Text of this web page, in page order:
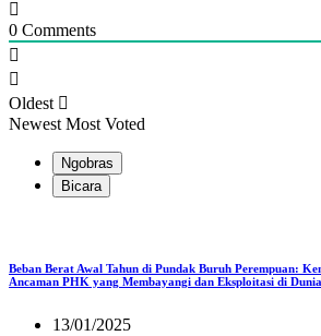
0 Comments
Oldest
Newest Most Voted
Ngobras
Bicara
Beban Berat Awal Tahun di Pundak Buruh Perempuan:
Ancaman PHK yang Membayangi dan Eksploitasi di
13/01/2025